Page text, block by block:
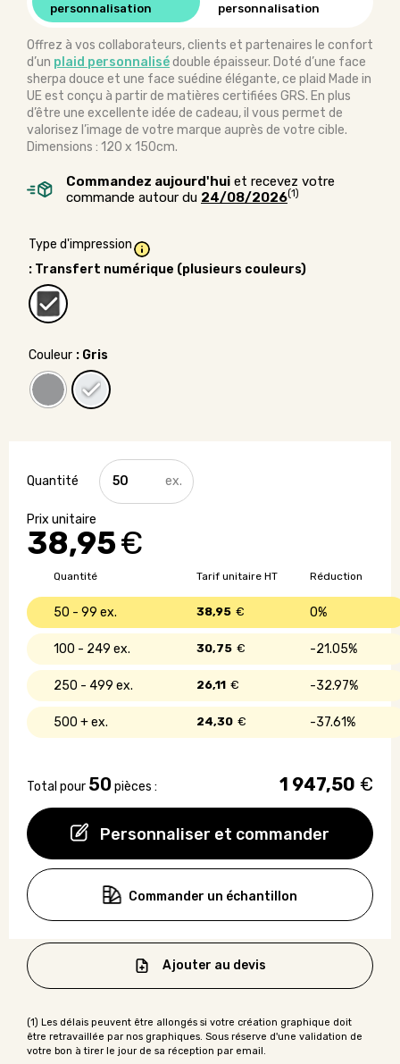
personnalisation
personnalisation
Offrez à vos collaborateurs, clients et partenaires le confort
d’un plaid personnalisédouble épaisseur. Doté d’une face
sherpa douce et une face suédine élégante, ce plaid Made in
UE est conçu à partir de matières certifiées GRS. En plus
d’être une excellente idée de cadeau, il vous permet de
valorisez l’image de votre marque auprès de votre cible.
Dimensions : 120 x 150cm.
Commandez aujourd'hui et recevez votre
commande autour du 24/08/2026(1)
Type d'impression
: Transfert numérique (plusieurs couleurs)
Couleur : Gris
38,95€
Personnaliser et commander
quantité
de
Plaid
épaisseur
-
-
420gr/m²
Quantité Réduction
Tarif unitaire HT
50 - 99 0%
38,95 €
100 - 249 21.05%
30,75 €
250 - 499 32.97%
26,11 €
500 + 37.61%
24,30 €
Total pour 50 pièces : 1 947,50 €
Commander un échantillon
Ajouter au devis